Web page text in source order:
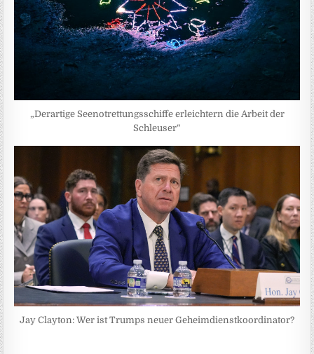
„Derartige Seenotrettungsschiffe erleichtern die Arbeit der
Schleuser“
Jay Clayton: Wer ist Trumps neuer Geheimdienstkoordinator?